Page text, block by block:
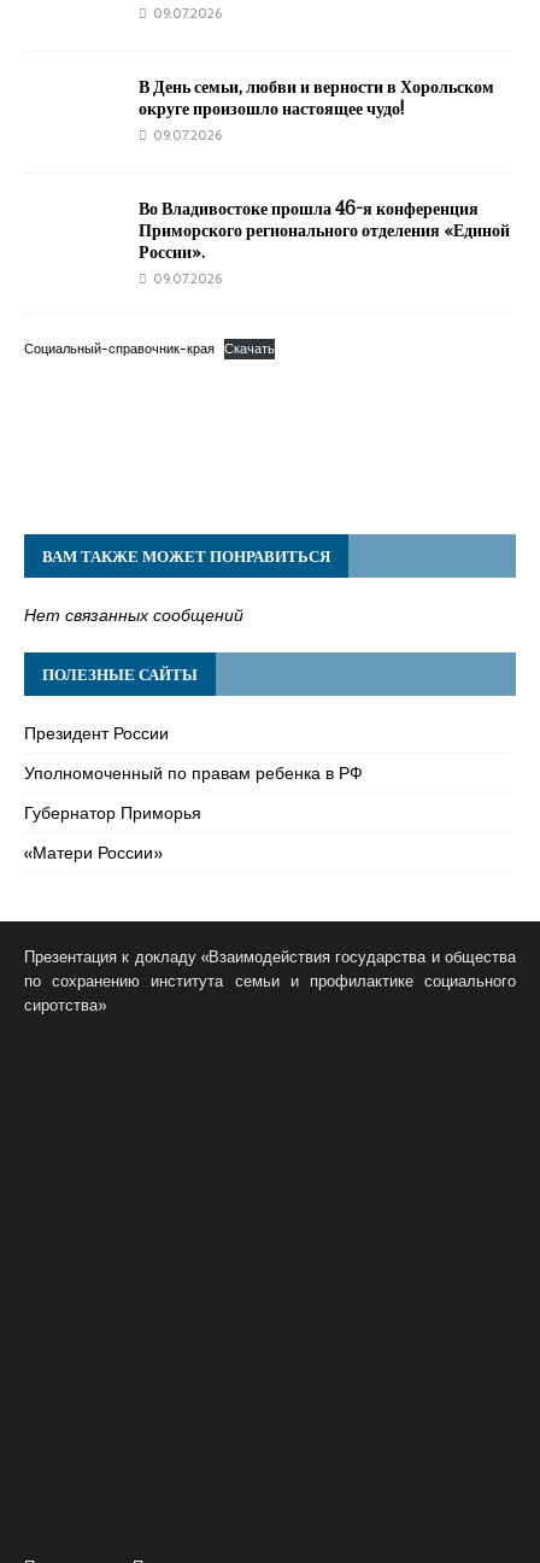
09.07.2026
В День семьи, любви и верности в Хорольском
округе произошло настоящее чудо!
09.07.2026
Во Владивостоке прошла 46-я конференция
Приморского регионального отделения «Единой
России».
09.07.2026
Социальный-справочник-края Скачать
ВАМ ТАКЖЕ МОЖЕТ ПОНРАВИТЬСЯ
Нет связанных сообщений
ПОЛЕЗНЫЕ САЙТЫ
Президент России
Уполномоченный по правам ребенка в РФ
Губернатор Приморья
«Матери России»
Презентация к докладу «Взаимодействия государства и общества
по сохранению института семьи и профилактике социального
сиротства»